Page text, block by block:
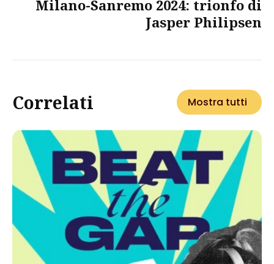
Milano-Sanremo 2024: trionfo di
Jasper Philipsen
Correlati Mostra tutti